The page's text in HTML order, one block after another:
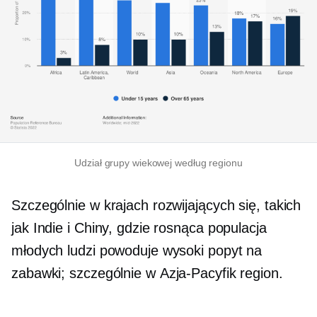
Udział grupy wiekowej według regionu
Szczególnie w krajach rozwijających się, takich
jak Indie i Chiny, gdzie rosnąca populacja
młodych ludzi powoduje wysoki popyt na
zabawki; szczególnie w Azja-Pacyfikregion.